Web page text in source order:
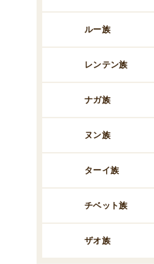
ルー族
レンテン族
ナガ族
ヌン族
ターイ族
チベット族
ザオ族